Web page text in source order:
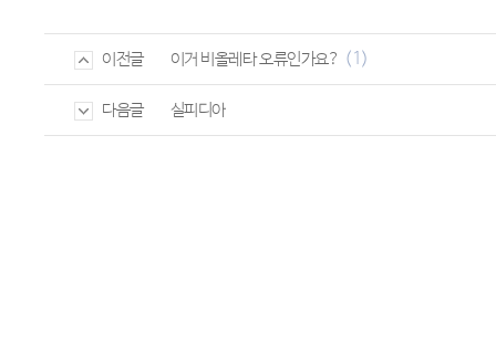
이전글 이거 비올레타 오류인가요? (1)
다음글 실피디아